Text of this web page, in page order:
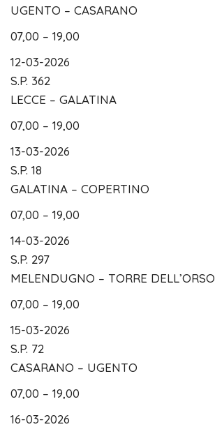
UGENTO – CASARANO
07,00 – 19,00
12-03-2026
S.P. 362
LECCE – GALATINA
07,00 – 19,00
13-03-2026
S.P. 18
GALATINA – COPERTINO
07,00 – 19,00
14-03-2026
S.P. 297
MELENDUGNO – TORRE DELL’ORSO
07,00 – 19,00
15-03-2026
S.P. 72
CASARANO – UGENTO
07,00 – 19,00
16-03-2026